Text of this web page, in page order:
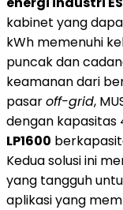
kabinet yang
kWh memenuhi
puncak dan
keamanan dari
pasaroff-grid,
dengan kapasitas
LP1600
Kedua solusi ini
yang tangguh
aplikasi yang